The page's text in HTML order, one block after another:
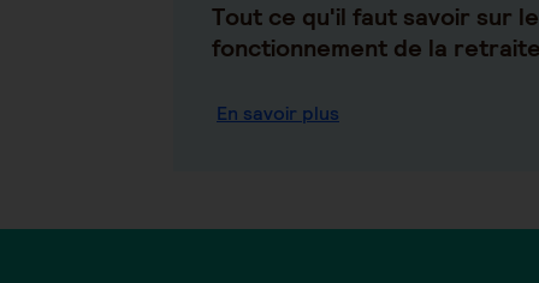
Tout ce qu'il faut savoir sur le
fonctionnement de la
En savoir plus